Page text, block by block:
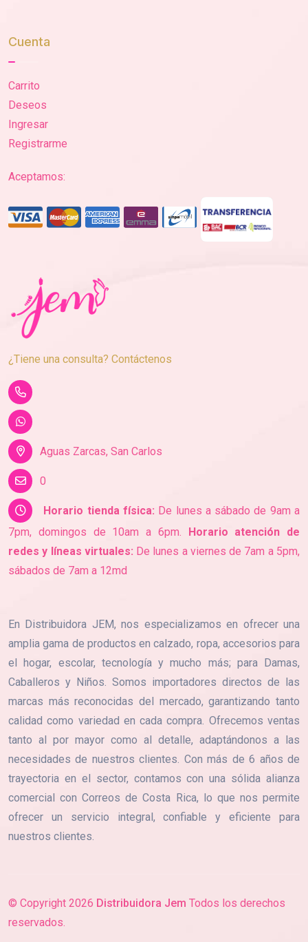
Cuenta
Carrito
Deseos
Ingresar
Registrarme
Aceptamos:
¿Tiene una consulta? Contáctenos
Aguas Zarcas, San Carlos
0
Horario tienda física: De lunes a sábado de 9am a
7pm, domingos de 10am a 6pm. Horario atención de
redes y líneas virtuales: De lunes a viernes de 7am a 5pm,
sábados de 7am a 12md
En Distribuidora JEM, nos especializamos en ofrecer una
amplia gama de productos en calzado, ropa, accesorios para
el hogar, escolar, tecnología y mucho más; para Damas,
Caballeros y Niños. Somos importadores directos de las
marcas más reconocidas del mercado, garantizando tanto
calidad como variedad en cada compra. Ofrecemos ventas
tanto al por mayor como al detalle, adaptándonos a las
necesidades de nuestros clientes. Con más de 6 años de
trayectoria en el sector, contamos con una sólida alianza
comercial con Correos de Costa Rica, lo que nos permite
ofrecer un servicio integral, confiable y eficiente para
nuestros clientes.
© Copyright 2026 Distribuidora Jem Todos los derechos
reservados.